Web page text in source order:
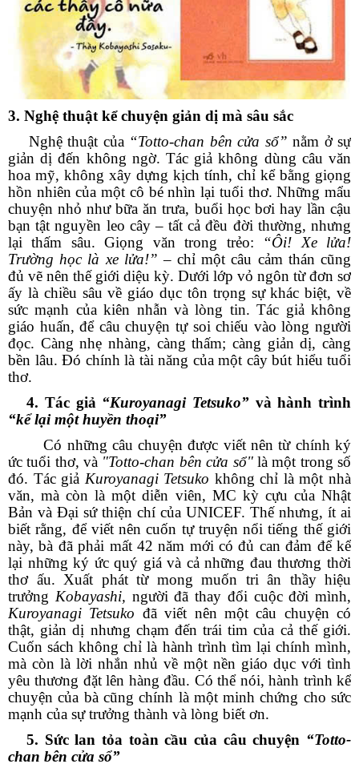
3. Nghệ thuật kể chuyện giản dị mà sâu sắc
Nghệ thuật của“Totto-chan bên cửa sổ” nằm ở sự
giản dị đến không ngờ. Tác giả không dùng câu văn
hoa mỹ, không xây dựng kịch tính, chỉ kể bằng giọng
hồn nhiên của một cô bé nhìn lại tuổi thơ. Những mẩu
chuyện nhỏ như bữa ăn trưa, buổi học bơi hay lần cậu
bạn tật nguyền leo cây – tất cả đều đời thường, nhưng
lại thấm sâu. Giọng văn trong trẻo: “Ôi! Xe lửa!
Trường học là xe lửa!” – chỉ một câu cảm thán cũng
đủ vẽ nên thế giới diệu kỳ. Dưới lớp vỏ ngôn từ đơn sơ
ấy là chiều sâu về giáo dục tôn trọng sự khác biệt, về
sức mạnh của kiên nhẫn và lòng tin. Tác giả không
giáo huấn, để câu chuyện tự soi chiếu vào lòng người
đọc. Càng nhẹ nhàng, càng thấm; càng giản dị, càng
bền lâu. Đó chính là tài năng của một cây bút hiểu tuổi
thơ.
4. Tác giả “Kuroyanagi Tetsuko” và hành trình
“kể lại một huyền thoại”
Có những câu chuyện được viết nên từ chính ký
ức tuổi thơ, và "Totto-chan bên cửa sổ"là một trong số
đó. Tác giả Kuroyanagi Tetsuko không chỉ là một nhà
văn, mà còn là một diễn viên, MC kỳ cựu của Nhật
Bản và Đại sứ thiện chí của UNICEF. Thế nhưng, ít ai
biết rằng, để viết nên cuốn tự truyện nổi tiếng thế giới
này, bà đã phải mất 42 năm mới có đủ can đảm để kể
lại những ký ức quý giá và cả những đau thương thời
thơ ấu. Xuất phát từ mong muốn tri ân thầy hiệu
trưởng Kobayashi, người đã thay đổi cuộc đời mình,
Kuroyanagi Tetsuko đã viết nên một câu chuyện có
thật, giản dị nhưng chạm đến trái tim của cả thế giới.
Cuốn sách không chỉ là hành trình tìm lại chính mình,
mà còn là lời nhắn nhủ về một nền giáo dục với tình
yêu thương đặt lên hàng đầu. Có thể nói, hành trình kể
chuyện của bà cũng chính là một minh chứng cho sức
mạnh của sự trưởng thành và lòng biết ơn.
5. Sức lan tỏa toàn cầu của câu chuyện “Totto-
chan bên cửa sổ”